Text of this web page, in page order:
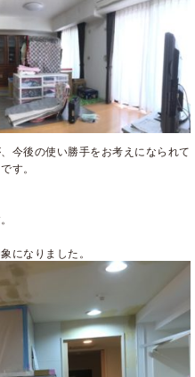
今後の使い勝手をお考えになられて
す。
になりました。